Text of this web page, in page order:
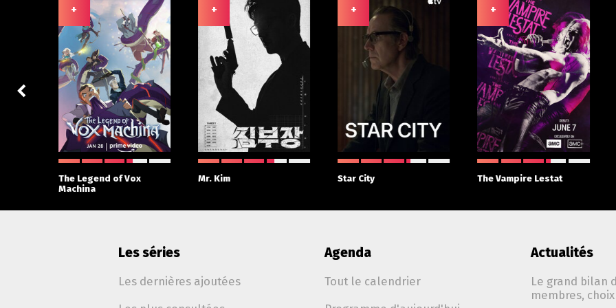
+
The Legend of Vox
Machina
+
Mr. Kim
+
Star City
+
The Vampire Lestat
Les séries
Les dernières ajoutées
Agenda
Tout le calendrier
Actualités
Le grand bilan
membres,